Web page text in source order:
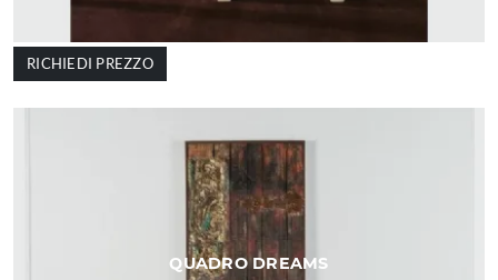
RICHIEDI PREZZO
QUADRO DREAMS